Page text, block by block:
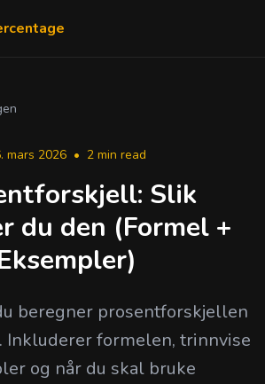
mars 2026 • 2 min read
Slik
du den (Formel +
beregner prosentforskjellen
formelen, trinnvise
og når du skal bruke